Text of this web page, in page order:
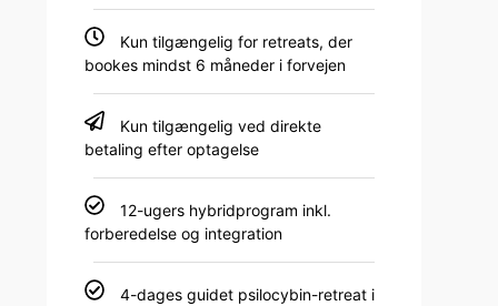
Kun tilgængelig for retreats, der
bookes mindst 6 måneder i forvejen
Kun tilgængelig ved direkte
betaling efter optagelse
12-ugers hybridprogram inkl.
forberedelse og integration
4-dages guidet psilocybin-retreat i